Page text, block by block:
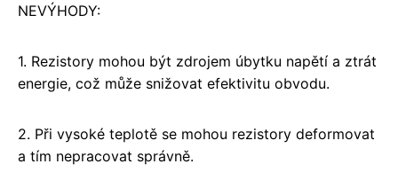
NEVÝHODY:
1. Rezistory mohou být zdrojem úbytku napětí a ztrát
energie, což může snižovat efektivitu obvodu.
2. Při vysoké teplotě se mohou rezistory deformovat
a tím nepracovat správně.